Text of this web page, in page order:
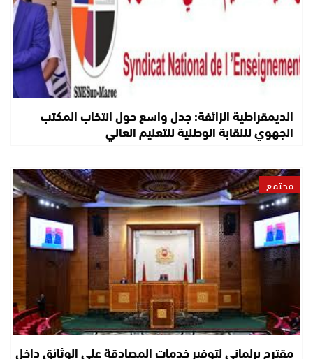
الديمقراطية الزائفة: جدل واسع حول انتخاب المكتب
الجهوي للنقابة الوطنية للتعليم العالي
مجتمع
مقترح برلماني لتوفير خدمات المصادقة على الوثائق داخل